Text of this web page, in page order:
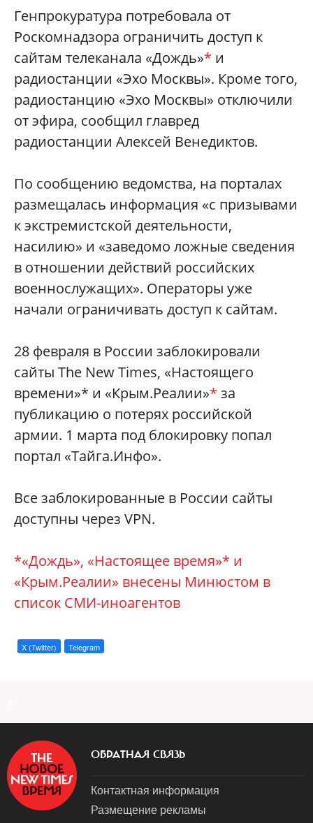
Генпрокуратура потребовала от
Роскомнадзора ограничить доступ к
сайтам телеканала «Дождь»* и
радиостанции «Эхо Москвы». Кроме того,
радиостанцию «Эхо Москвы» отключили
от эфира, сообщил главред
радиостанции Алексей Венедиктов.
По сообщению ведомства, на порталах
размещалась информация «с призывами
к экстремистской деятельности,
насилию» и «заведомо ложные сведения
в отношении действий российских
военнослужащих». Операторы уже
начали ограничивать доступ к сайтам.
28 февраля в России заблокировали
сайты The New Times, «Настоящего
времени»* и «Крым.Реалии»* за
публикацию о потерях российской
армии. 1 марта под блокировку попал
портал «Тайга.Инфо».
Все заблокированные в России сайты
доступны через VPN.
*«Дождь», «Настоящее время»* и
«Крым.Реалии» внесены Минюстом в
список СМИ-иноагентов
X (Twitter) Telegram
ОБРАТНАЯ СВЯЗЬ
Контактная информация
Размещение рекламы